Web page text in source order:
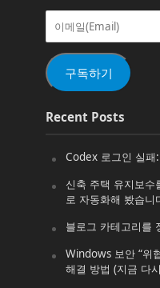
이
일
(Email)
구독하기
Recent Posts
Codex 로그인 실
신축 주택 유지보
로 자동화해 봤습니
블로그 카테고리를
Windows 보안 “위
해결 방법 (지금 다